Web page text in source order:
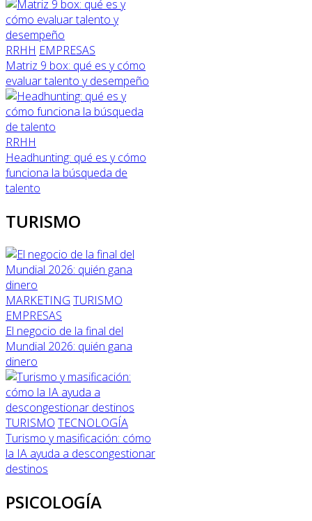
RRHH EMPRESAS
Matriz 9 box: qué es y cómo
evaluar talento y desempeño
RRHH
Headhunting: qué es y cómo
funciona la búsqueda de
talento
TURISMO
MARKETING TURISMO
EMPRESAS
El negocio de la final del
Mundial 2026: quién gana
dinero
TURISMO TECNOLOGÍA
Turismo y masificación: cómo
la IA ayuda a descongestionar
destinos
PSICOLOGÍA